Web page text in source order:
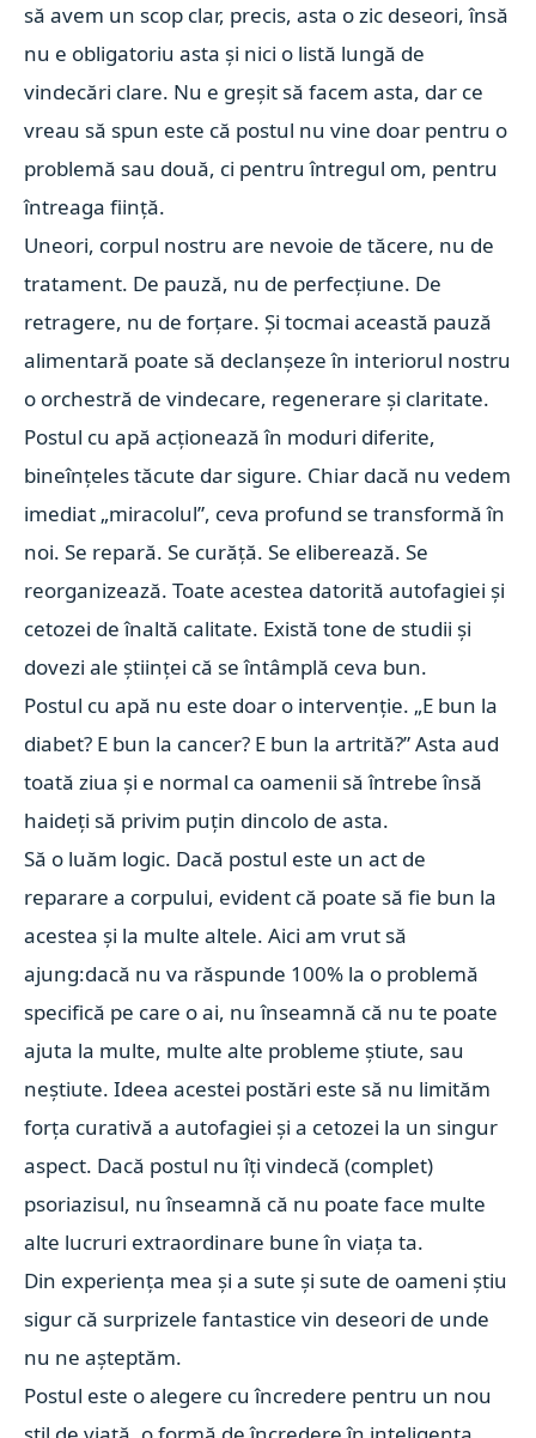
să avem un scop clar, precis, asta o zic deseori, însă
nu e obligatoriu asta și nici o listă lungă de
vindecări clare. Nu e greșit să facem asta, dar ce
vreau să spun este că postul nu vine doar pentru o
problemă sau două, ci pentru întregul om, pentru
întreaga ființă.
Uneori, corpul nostru are nevoie de tăcere, nu de
tratament. De pauză, nu de perfecțiune. De
retragere, nu de forțare. Și tocmai această pauză
alimentară poate să declanșeze în interiorul nostru
o orchestră de vindecare, regenerare și claritate.
Postul cu apă acționează în moduri diferite,
bineînțeles tăcute dar sigure. Chiar dacă nu vedem
imediat „miracolul”, ceva profund se transformă în
noi. Se repară. Se curăță. Se eliberează. Se
reorganizează. Toate acestea datorită autofagiei și
cetozei de înaltă calitate. Există tone de studii și
dovezi ale științei că se întâmplă ceva bun.
Postul cu apă nu este doar o intervenție. „E bun la
diabet? E bun la cancer? E bun la artrită?” Asta aud
toată ziua și e normal ca oamenii să întrebe însă
haideți să privim puțin dincolo de asta.
Să o luăm logic. Dacă postul este un act de
reparare a corpului, evident că poate să fie bun la
acestea și la multe altele. Aici am vrut să
ajung:dacă nu va răspunde 100% la o problemă
specifică pe care o ai, nu înseamnă că nu te poate
ajuta la multe, multe alte probleme știute, sau
neștiute. Ideea acestei postări este să nu limităm
forța curativă a autofagiei și a cetozei la un singur
aspect. Dacă postul nu îți vindecă (complet)
psoriazisul, nu înseamnă că nu poate face multe
alte lucruri extraordinare bune în viața ta.
Din experiența mea și a sute și sute de oameni știu
sigur că surprizele fantastice vin deseori de unde
nu ne așteptăm.
Postul este o alegere cu încredere pentru un nou